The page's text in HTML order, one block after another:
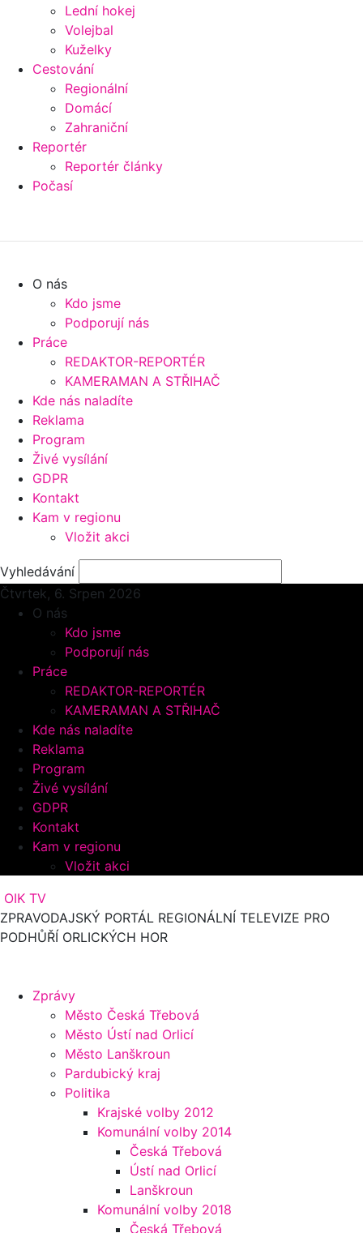
Lední hokej
Volejbal
Kuželky
Cestování
Regionální
Domácí
Zahraniční
Reportér
Reportér články
Počasí
O nás
Kdo jsme
Podporují nás
Práce
REDAKTOR-REPORTÉR
KAMERAMAN A STŘIHAČ
Kde nás naladíte
Reklama
Program
Živé vysílání
GDPR
Kontakt
Kam v regionu
Vložit akci
Vyhledávání
Čtvrtek, 6. Srpen 2026
O nás
Kdo jsme
Podporují nás
Práce
REDAKTOR-REPORTÉR
KAMERAMAN A STŘIHAČ
Kde nás naladíte
Reklama
Program
Živé vysílání
GDPR
Kontakt
Kam v regionu
Vložit akci
OIK TV
ZPRAVODAJSKÝ PORTÁL REGIONÁLNÍ TELEVIZE PRO
PODHŮŘÍ ORLICKÝCH HOR
Zprávy
Město Česká Třebová
Město Ústí nad Orlicí
Město Lanškroun
Pardubický kraj
Politika
Krajské volby 2012
Komunální volby 2014
Česká Třebová
Ústí nad Orlicí
Lanškroun
Komunální volby 2018
Česká Třebová